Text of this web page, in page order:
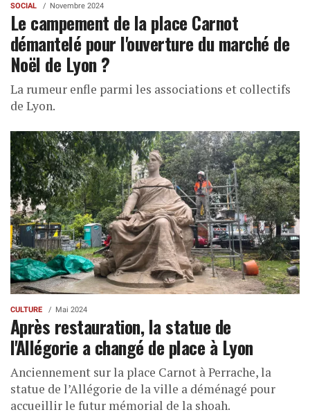
SOCIAL Novembre 2024
Le campement de la place Carnot
démantelé pour l'ouverture du marché de
Noël de Lyon ?
La rumeur enfle parmi les associations et collectifs
de Lyon.
CULTURE Mai 2024
Après restauration, la statue de
l'Allégorie a changé de place à Lyon
Anciennement sur la place Carnot à Perrache, la
statue de l’Allégorie de la ville a déménagé pour
accueillir le futur mémorial de la shoah.